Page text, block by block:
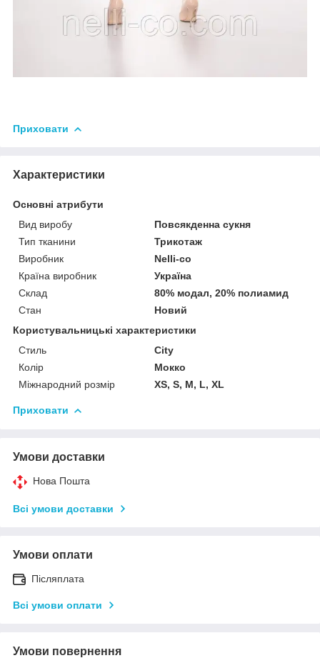
Приховати
Характеристики
Основні атрибути
Вид виробу
Повсякденна сукня
Тип тканини
Трикотаж
Виробник
Nelli-co
Країна виробник
Україна
Склад
80% модал, 20% полиамид
Стан
Новий
Користувальницькі характеристики
Стиль
City
Колір
Мокко
Міжнародний розмір
XS, S, M, L, XL
Приховати
Умови доставки
Нова Пошта
Всі умови доставки
Умови оплати
Післяплата
Всі умови оплати
Умови повернення